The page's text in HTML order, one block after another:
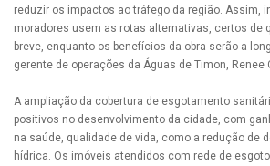
reduzir os impactos ao tráfego da região. Assim,
moradores usem as rotas alternativas, certos de
breve, enquanto os benefícios da obra serão a
gerente de operações da Águas de Timon, Renee
A ampliação da cobertura de esgotamento
positivos no desenvolvimento da cidade, com
na saúde, qualidade de vida, como a redução de
hídrica. Os imóveis atendidos com rede de